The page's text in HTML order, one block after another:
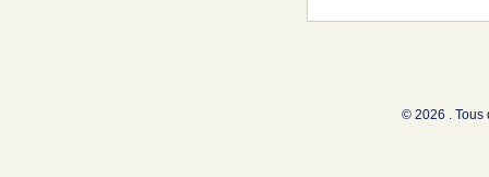
© 2026 . Tous